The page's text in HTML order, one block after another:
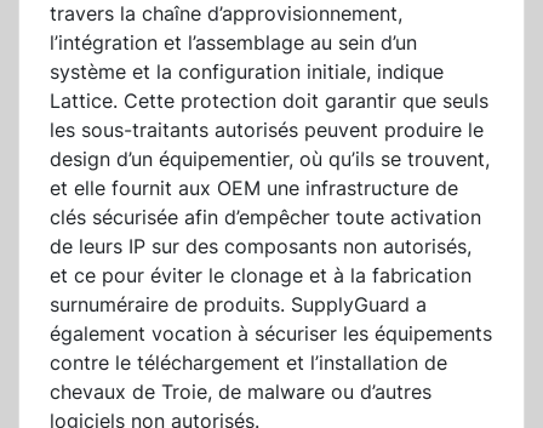
travers la chaîne d’approvisionnement,
l’intégration et l’assemblage au sein d’un
système et la configuration initiale, indique
Lattice. Cette protection doit garantir que seuls
les sous-traitants autorisés peuvent produire le
design d’un équipementier, où qu’ils se trouvent,
et elle fournit aux OEM une infrastructure de
clés sécurisée afin d’empêcher toute activation
de leurs IP sur des composants non autorisés,
et ce pour éviter le clonage et à la fabrication
surnuméraire de produits. SupplyGuard a
également vocation à sécuriser les équipements
contre le téléchargement et l’installation de
chevaux de Troie, de malware ou d’autres
logiciels non autorisés.